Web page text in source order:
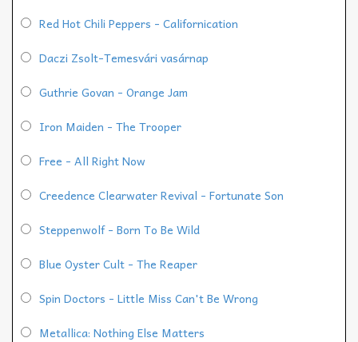
Red Hot Chili Peppers - Californication
Daczi Zsolt-Temesvári vasárnap
Guthrie Govan - Orange Jam
Iron Maiden - The Trooper
Free - All Right Now
Creedence Clearwater Revival - Fortunate Son
Steppenwolf - Born To Be Wild
Blue Oyster Cult - The Reaper
Spin Doctors - Little Miss Can't Be Wrong
Metallica: Nothing Else Matters